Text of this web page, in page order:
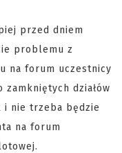
przed dniem
problemu z
na forum uczestnicy
działów
i nie trzeba będzie
na forum